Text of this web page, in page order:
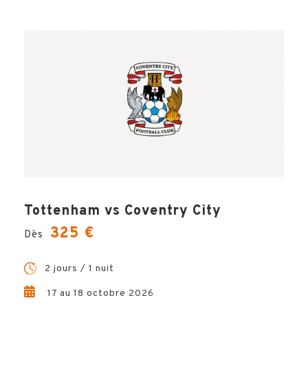
Questions, conseils, devis … Hémisphères Voyages vous
garantit un accompagnement unique et sur-mesure dans la
préparation de votre voyage. Ludovic est le spécialiste à
votre écoute et à vos côté à chaque étape de votre projet,
Tottenham vs Coventry City
Dès 325 €
2 jours / 1 nuit
17 au 18 octobre 2026